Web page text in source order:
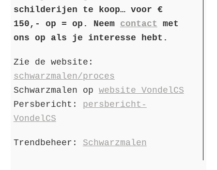
schilderijen te koop… voor €
150,- op = op. Neem contact met
ons op als je interesse hebt.
Zie de website:
schwarzmalen/proces
Schwarzmalen op website VondelCS
Persbericht: persbericht-
VondelCS
Trendbeheer: Schwarzmalen